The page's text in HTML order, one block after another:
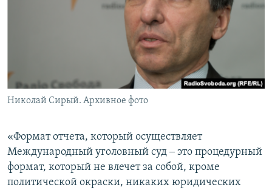
Николай Сирый. Архивное фото
«Формат отчета, который осуществляет
Международный уголовный суд ‒ это процедурный
формат, который не влечет за собой, кроме
политической окраски, никаких юридических